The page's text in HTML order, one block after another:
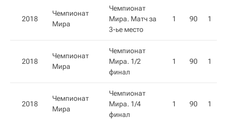
2018
Чемпионат
Мира
Чемпионат
Мира. Матч за
3-ье место
1 90 1
2018
Чемпионат
Мира
Чемпионат
Мира. 1/2
финал
1 90 1
2018
Чемпионат
Мира
Чемпионат
Мира. 1/4
финал
1 90 1